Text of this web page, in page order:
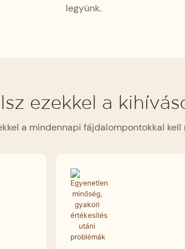
legyünk.
ezekkel a
a mindennapi fájdalompontokkal kell